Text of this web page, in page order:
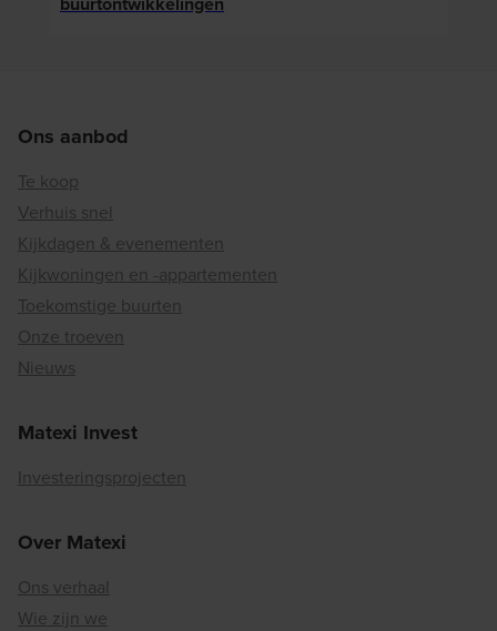
Ons aanbod
Te koop
Verhuis snel
Kijkdagen & evenementen
Kijkwoningen en -appartementen
Toekomstige buurten
Onze troeven
Nieuws
Matexi Invest
Investeringsprojecten
Over Matexi
Ons verhaal
Wie zijn we